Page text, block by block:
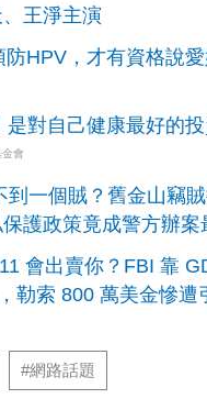
王淨主演
HPV，才有資格說愛
是對自己健康最好的
會
到一個賊？舊金山竊
護政策竟成警方辦案
會出賣你？FBI 靠
勒索 800 萬美金慘遭
#網路話題